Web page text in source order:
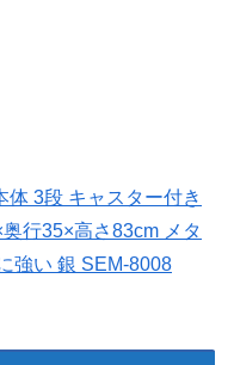
3段 キャスター付き
行35×高さ83cm メタ
強い 銀 SEM-8008